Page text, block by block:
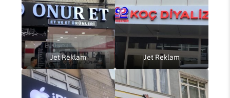
Jet Reklam Jet Reklam